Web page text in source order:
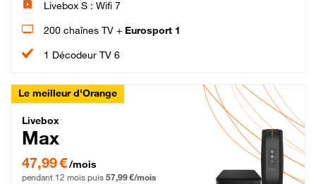
Livebox S : Wifi 7
200 chaînes TV + Eurosport 1
1 Décodeur TV 6
Le meilleur d'Orange
Livebox Max Fibre
Livebox
Max
47,99 € par mois pendant 12 mois puis 57,99 € par mois, Engagement 12 mois
47,99 €/mois
pendant 12 mois puis 57,99 €/mois